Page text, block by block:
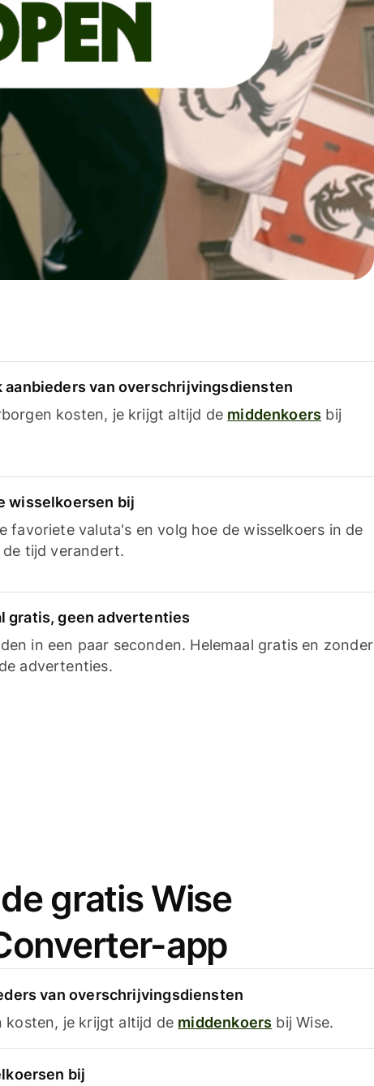
aanbieders van overschrijvingsdiensten
kosten, je krijgt altijd de middenkoers bij
wisselkoersen bij
favoriete valuta's en volg hoe de wisselkoers in de
tijd verandert.
gratis, geen advertenties
in een paar seconden. Helemaal gratis en zonder
advertenties.
gratis Wise
app
van overschrijvingsdiensten
kosten, je krijgt altijd de middenkoers bij Wise.
bij